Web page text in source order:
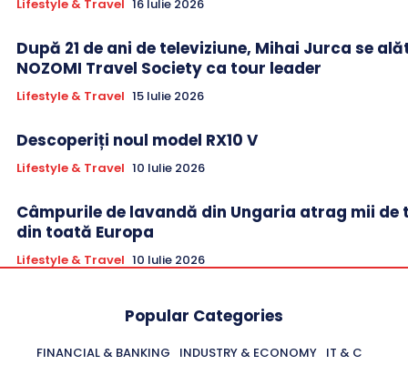
Lifestyle & Travel 16 Iulie 2026
După 21 de ani de televiziune, Mihai Jurca se
NOZOMI Travel Society ca tour leader
Lifestyle & Travel 15 Iulie 2026
Descoperiți noul model RX10 V
Lifestyle & Travel 10 Iulie 2026
Câmpurile de lavandă din Ungaria atrag mii de
din toată Europa
Lifestyle & Travel 10 Iulie 2026
Popular Categories
FINANCIAL & BANKING INDUSTRY & ECONOMY IT & C